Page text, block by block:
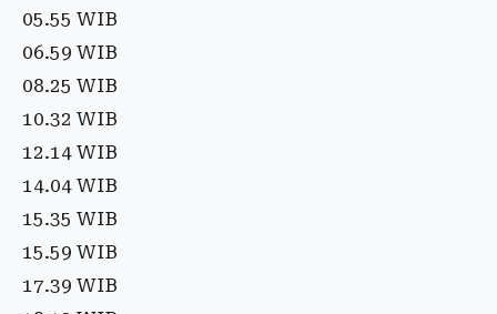
05.55 WIB
06.59 WIB
08.25 WIB
10.32 WIB
12.14 WIB
14.04 WIB
15.35 WIB
15.59 WIB
17.39 WIB